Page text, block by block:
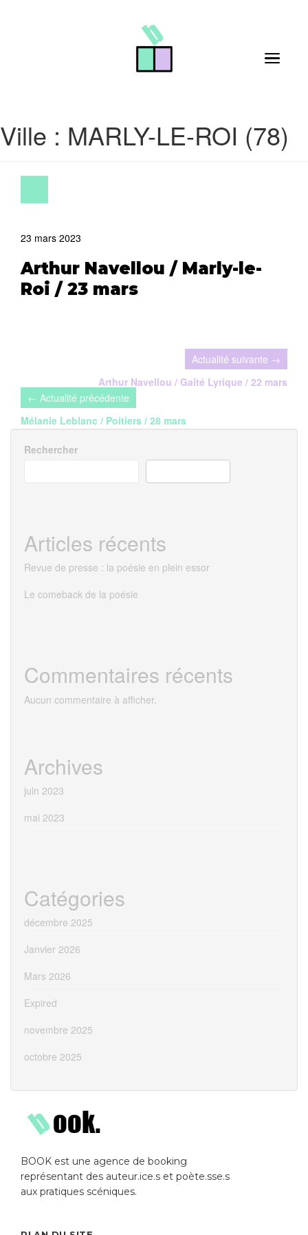
Toggle
Ville : MARLY-LE-ROI (78)
23 mars 2023
Arthur Navellou / Marly-le-
Roi / 23 mars
de
l’article
Arthur Navellou / Gaîté Lyrique / 22 mars
Mélanie Leblanc / Poitiers / 28 mars
Rechercher
Articles récents
Revue de presse : la poésie en plein essor
Le comeback de la poésie
Commentaires récents
Aucun commentaire à afficher.
Archives
juin 2023
mai 2023
Catégories
décembre 2025
Janvier 2026
Mars 2026
Expired
novembre 2025
octobre 2025
BOOK est une agence de booking
représentant des auteur.ice.s et poète.sse.s
aux pratiques scéniques.